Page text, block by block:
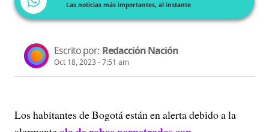
Las noticias más importantes, al instante
Escrito por: Redacción Nación
Oct 18, 2023 - 7:51 am
Los habitantes de Bogotá están en alerta debido a la